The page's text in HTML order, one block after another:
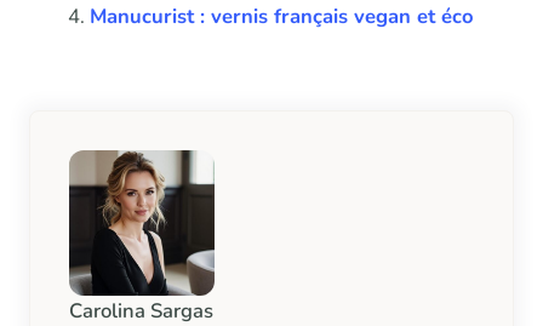
Manucurist : vernis français vegan et éco
Carolina Sargas